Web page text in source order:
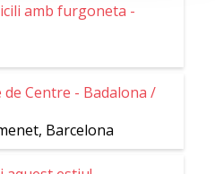
amb furgoneta -
Centre - Badalona /
, Barcelona